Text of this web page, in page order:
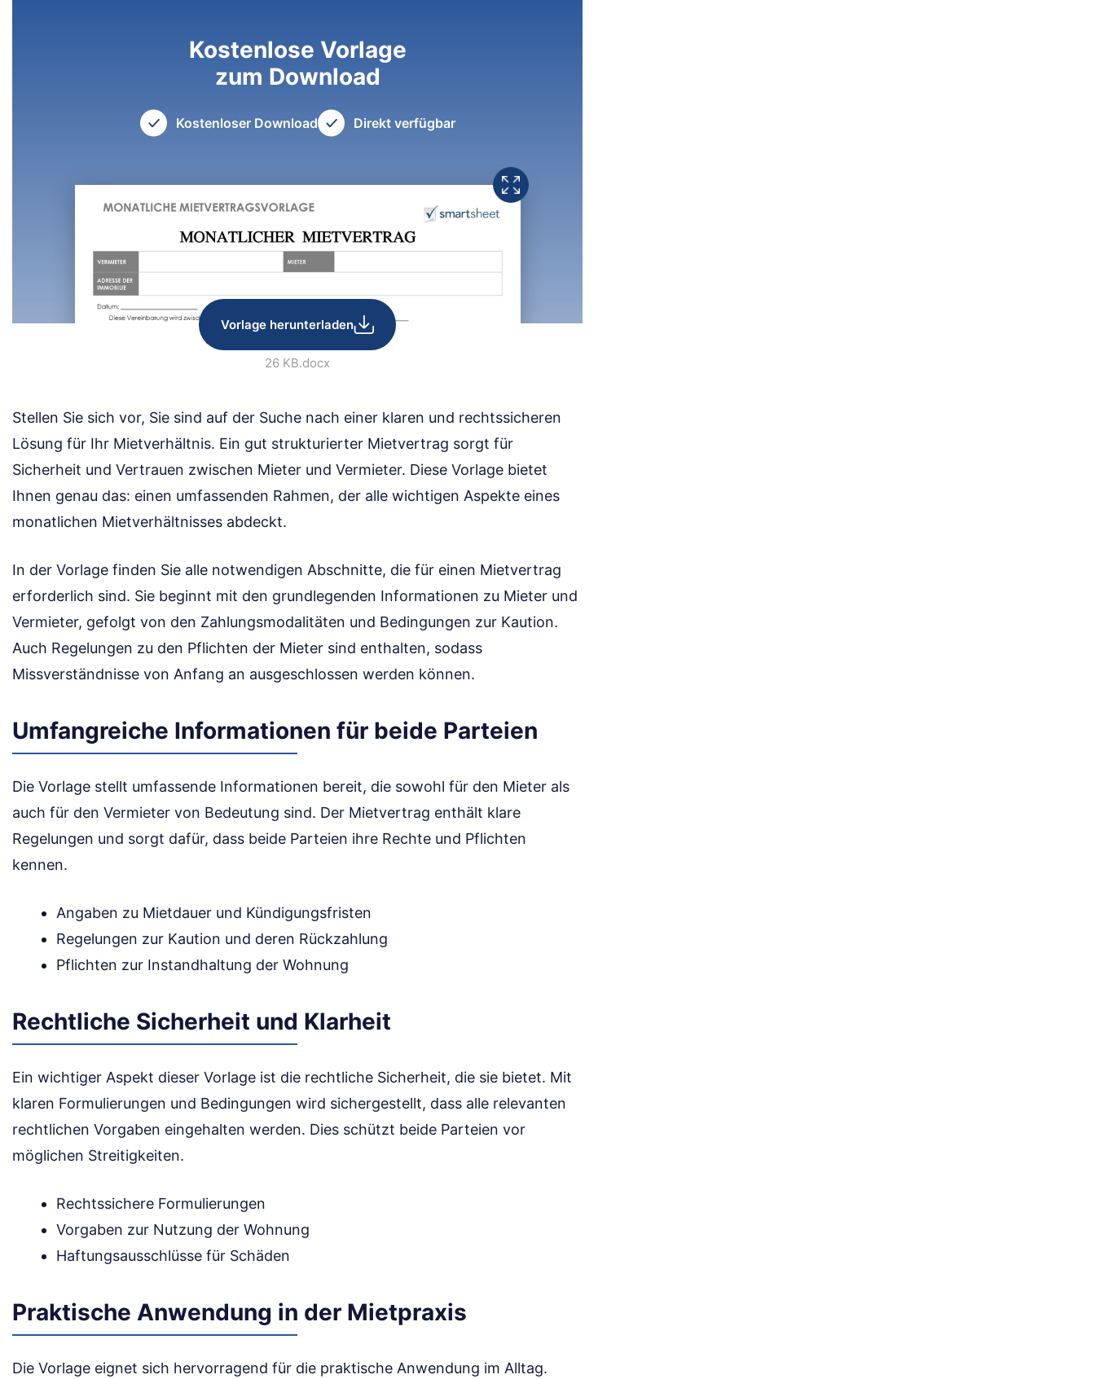
Kostenlose Vorlage
zum Download
Kostenloser Download Direkt verfügbar
Vorlage herunterladen
26 KB.docx
Stellen Sie sich vor, Sie sind auf der Suche nach einer klaren und rechtssicheren
Lösung für Ihr Mietverhältnis. Ein gut strukturierter Mietvertrag sorgt für
Sicherheit und Vertrauen zwischen Mieter und Vermieter. Diese Vorlage bietet
Ihnen genau das: einen umfassenden Rahmen, der alle wichtigen Aspekte eines
monatlichen Mietverhältnisses abdeckt.
In der Vorlage finden Sie alle notwendigen Abschnitte, die für einen Mietvertrag
erforderlich sind. Sie beginnt mit den grundlegenden Informationen zu Mieter und
Vermieter, gefolgt von den Zahlungsmodalitäten und Bedingungen zur Kaution.
Auch Regelungen zu den Pflichten der Mieter sind enthalten, sodass
Missverständnisse von Anfang an ausgeschlossen werden können.
Umfangreiche Informationen für beide Parteien
Die Vorlage stellt umfassende Informationen bereit, die sowohl für den Mieter als
auch für den Vermieter von Bedeutung sind. Der Mietvertrag enthält klare
Regelungen und sorgt dafür, dass beide Parteien ihre Rechte und Pflichten
kennen.
Angaben zu Mietdauer und Kündigungsfristen
Regelungen zur Kaution und deren Rückzahlung
Pflichten zur Instandhaltung der Wohnung
Rechtliche Sicherheit und Klarheit
Ein wichtiger Aspekt dieser Vorlage ist die rechtliche Sicherheit, die sie bietet. Mit
klaren Formulierungen und Bedingungen wird sichergestellt, dass alle relevanten
rechtlichen Vorgaben eingehalten werden. Dies schützt beide Parteien vor
möglichen Streitigkeiten.
Rechtssichere Formulierungen
Vorgaben zur Nutzung der Wohnung
Haftungsausschlüsse für Schäden
Praktische Anwendung in der Mietpraxis
Die Vorlage eignet sich hervorragend für die praktische Anwendung im Alltag.